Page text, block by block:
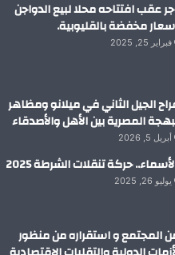
عقب افتتاحه محلا لبيع الدواجن
مخفضة بالقليوبية.
فبراير 25, 2025
الجيل الثاني في ميلانو ومظاهر
المصرية بين الأهل والأصدقاء
أبريل 5, 2026
حركة تنقلات الشرطة 2025
يوليو 26, 2025
المجتمع و استقراره من منظور